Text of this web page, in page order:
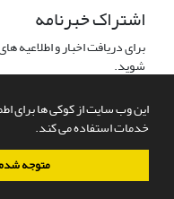
این وب سایت از کوکی ها برای
خدمات استفاده می کند.
متوجه
اشتراک خبرنامه
برای دریافت اخبار و
شوید.
سامانه مدیریت نشریات علمی.